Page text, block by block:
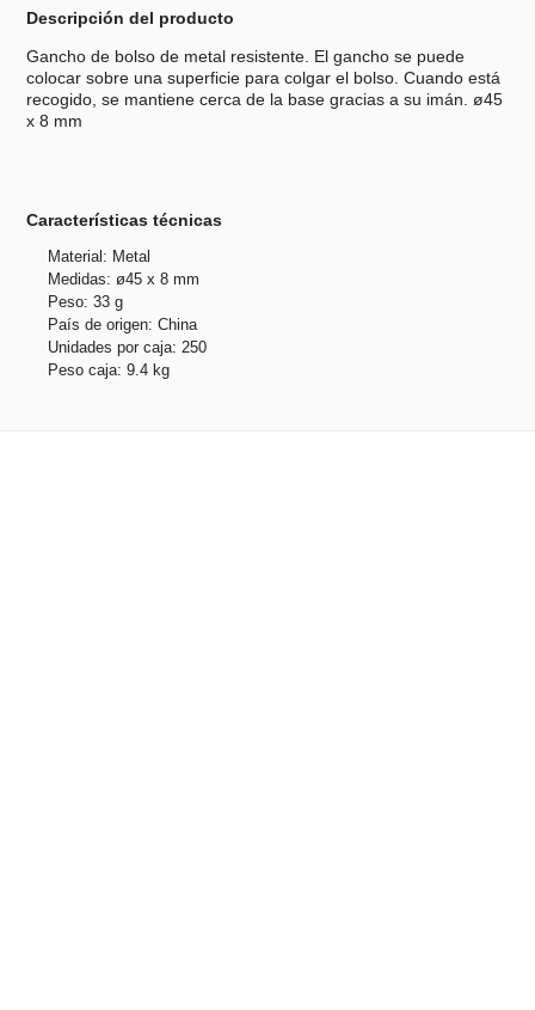
Descripción del producto
Gancho de bolso de metal resistente. El gancho se puede
colocar sobre una superficie para colgar el bolso. Cuando está
recogido, se mantiene cerca de la base gracias a su imán. ø45
x 8 mm
Características técnicas
Material: Metal
Medidas: ø45 x 8 mm
Peso: 33 g
País de origen: China
Unidades por caja: 250
Peso caja: 9.4 kg